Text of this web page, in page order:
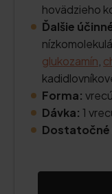
hovädzieho
Ďalšie
glukozamín
Forma:
Dávka: 1
Dostatočné